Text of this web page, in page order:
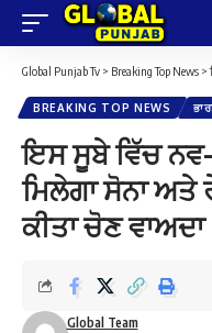
Global Punjab Tv > Breaking Top News >
BREAKING TOP NEWS
ਇਸ ਸੂਬੇ ਵਿੱਚ
ਮਿਲੇਗਾ ਸੋਨਾ ਅਤੇ
ਕੀਤਾ ਚੋਣ ਵਾਅਦਾ
Global Team